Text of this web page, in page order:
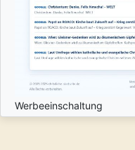
Werbeeinschaltung